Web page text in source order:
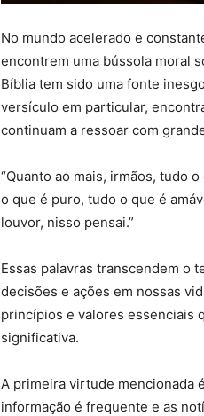
No mundo acelerado e
encontrem uma bússola moral
Bíblia tem sido uma fonte
versículo em particular,
continuam a ressoar com
“Quanto ao mais, irmãos, tudo
o que é puro, tudo o que é
louvor, nisso pensai.”
Essas palavras transcendem o
decisões e ações em nossas
princípios e valores essenciais
significativa.
A primeira virtude mencionada
informação é frequente e as